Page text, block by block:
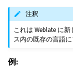
注釈
これは Weblate に
ス内の既存の言語
例: